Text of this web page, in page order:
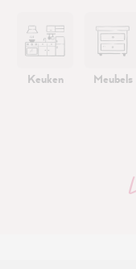
Keuken Meubels